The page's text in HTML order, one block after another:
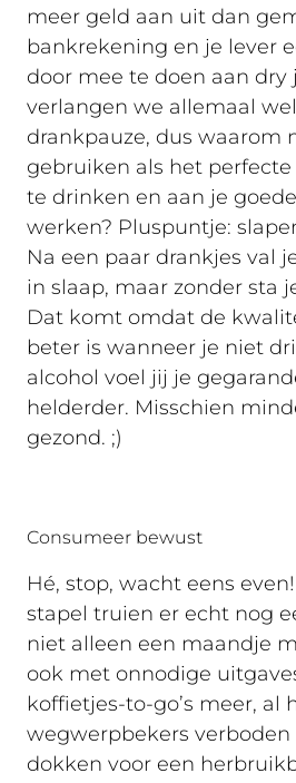
meer geld aan uit dan
bankrekening en je lever
door mee te doen aan dry
verlangen we allemaal
drankpauze, dus waarom
gebruiken als het
te drinken en aan je
werken? Pluspuntje:
Na een paar drankjes val
in slaap, maar zonder sta
Dat komt omdat de
beter is wanneer je niet
alcohol voel jij je
helderder. Misschien
gezond. ;)
Consumeer bewust
Hé, stop, wacht eens
stapel truien er echt nog
niet alleen een maandje
ook met onnodige
koffietjes-to-go’s meer, al
wegwerpbekers
dokken voor een